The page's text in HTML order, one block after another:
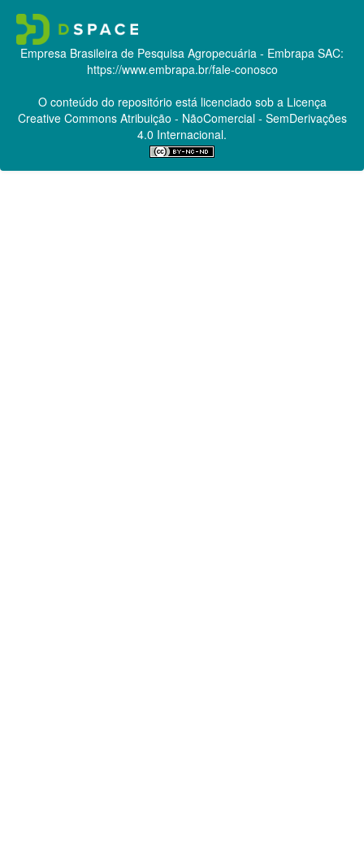
Empresa Brasileira de Pesquisa Agropecuária - Embrapa SAC:
https://www.embrapa.br/fale-conosco
O conteúdo do repositório está licenciado sob a Licença
Creative CommonsAtribuição - NãoComercial - SemDerivações
4.0 Internacional.